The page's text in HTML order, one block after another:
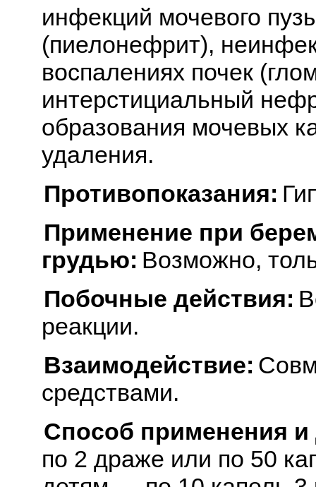
инфекций мочевого
(пиелонефрит),
воспалениях почек
интерстициальный
образования мочевых
удаления.
Противопоказания:
Применение при
грудью: Возможно,
Побочные действия:
реакции.
Взаимодействие:
средствами.
Способ применения
по 2 драже или по 50